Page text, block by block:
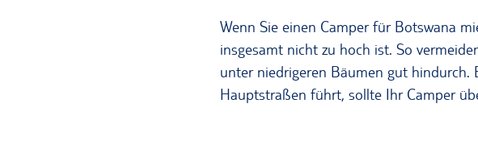
Wenn Sie einen Camper für Botswana
insgesamt nicht zu hoch ist. So
unter niedrigeren Bäumen gut hindurch.
Hauptstraßen führt, sollte Ihr Camper